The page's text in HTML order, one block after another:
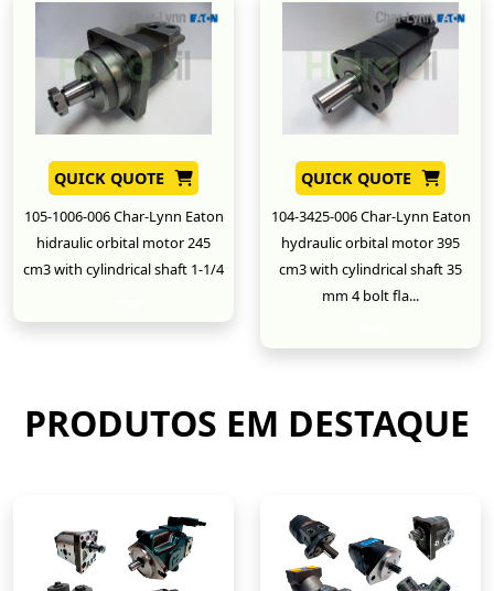
QUICK QUOTE
105-1006-006 Char-Lynn Eaton
hidraulic orbital motor 245
cm3 with cylindrical shaft 1-1/4
QUICK QUOTE
104-3425-006 Char-Lynn Eaton
hydraulic orbital motor 395
cm3 with cylindrical shaft 35
mm 4 bolt fla...
PRODUTOS EM DESTAQUE